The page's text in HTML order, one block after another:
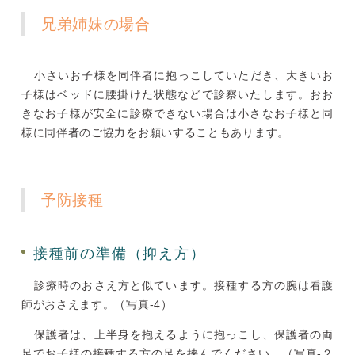
兄弟姉妹の場合
小さいお子様を同伴者に抱っこしていただき、大きいお
子様はベッドに腰掛けた状態などで診察いたします。おお
きなお子様が安全に診療できない場合は小さなお子様と同
様に同伴者のご協力をお願いすることもあります。
予防接種
接種前の準備（抑え方）
診療時のおさえ方と似ています。接種する方の腕は看護
師がおさえます。（写真-4）
保護者は、上半身を抱えるように抱っこし、保護者の両